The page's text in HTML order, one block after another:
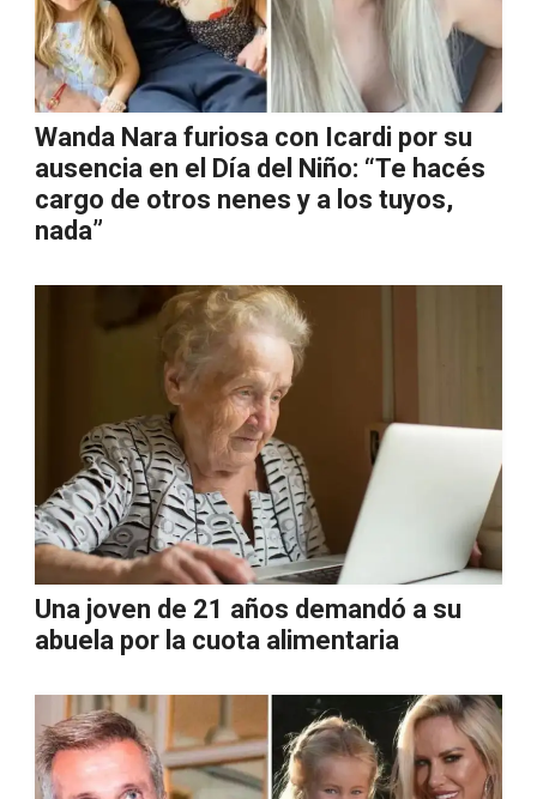
Wanda Nara furiosa con Icardi por su
ausencia en el Día del Niño: “Te hacés
cargo de otros nenes y a los tuyos,
nada”
Una joven de 21 años demandó a su
abuela por la cuota alimentaria